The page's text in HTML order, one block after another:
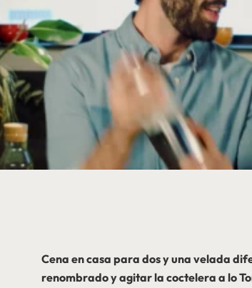
Cena en casa para dos y una velada
renombrado y agitar la coctelera a lo